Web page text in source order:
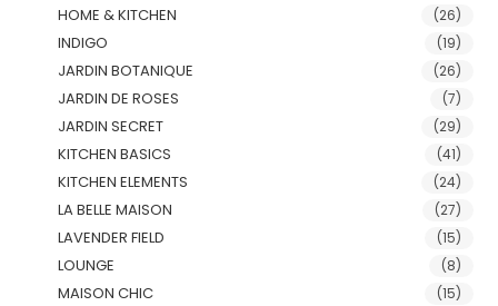
HOME & KITCHEN (26)
INDIGO (19)
JARDIN BOTANIQUE (26)
JARDIN DE ROSES (7)
JARDIN SECRET (29)
KITCHEN BASICS (41)
KITCHEN ELEMENTS (24)
LA BELLE MAISON (27)
LAVENDER FIELD (15)
LOUNGE (8)
MAISON CHIC (15)